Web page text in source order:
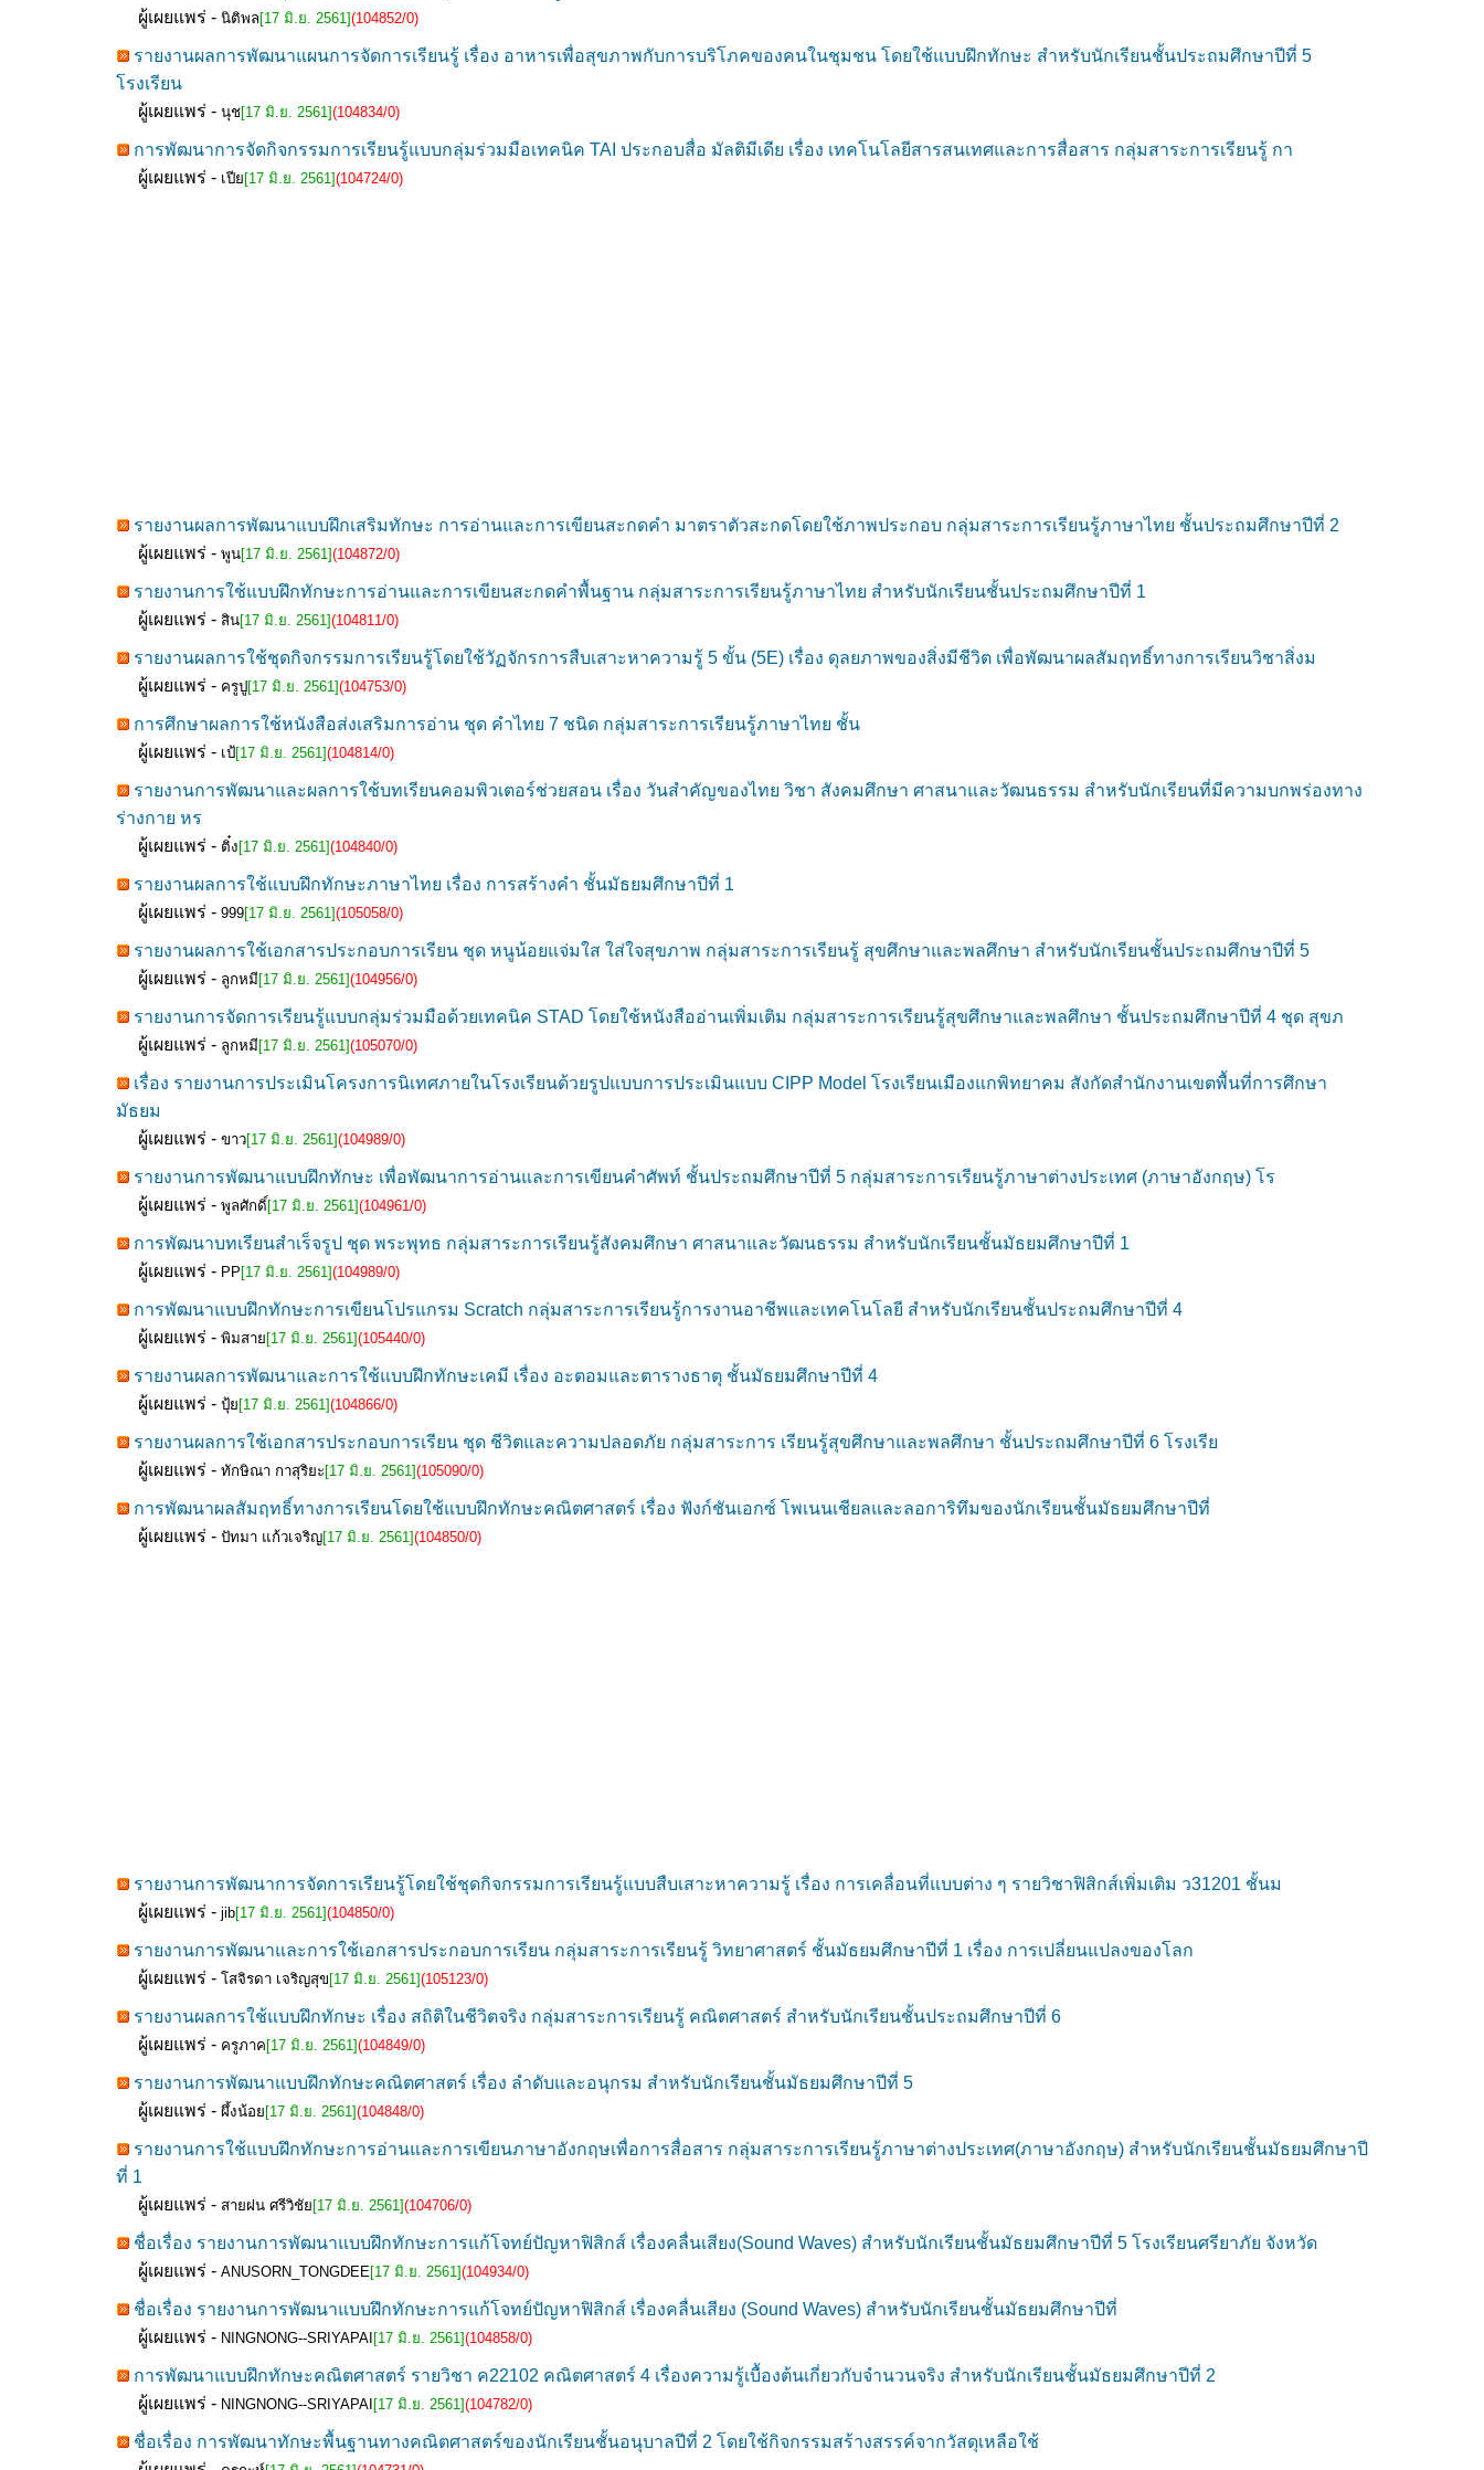
ผู้เผยแพร่ - นิติพล [17 มิ.ย. 2561](104852/0)
รายงานผลการพัฒนาแผนการจัดการเรียนรู้ เรื่อง อาหารเพื่อสุขภาพกับการบริโภคของคนในชุมชน โดยใช้แบบฝึกทักษะ สำหรับนักเรียนชั้นประถมศึกษาปีที่ 5
โรงเรียน
ผู้เผยแพร่ - นุช[17 มิ.ย. 2561](104834/0)
การพัฒนาการจัดกิจกรรมการเรียนรู้แบบกลุ่มร่วมมือเทคนิค TAI ประกอบสื่อ มัลติมีเดีย เรื่อง เทคโนโลยีสารสนเทศและการสื่อสาร กลุ่มสาระการเรียนรู้ กา
ผู้เผยแพร่ - เปีย [17 มิ.ย. 2561](104724/0)
รายงานผลการพัฒนาแบบฝึกเสริมทักษะ การอ่านและการเขียนสะกดคำ มาตราตัวสะกดโดยใช้ภาพประกอบ กลุ่มสาระการเรียนรู้ภาษาไทย ชั้นประถมศึกษาปีที่ 2
ผู้เผยแพร่ - พูน[17 มิ.ย. 2561](104872/0)
รายงานการใช้แบบฝึกทักษะการอ่านและการเขียนสะกดคำพื้นฐาน กลุ่มสาระการเรียนรู้ภาษาไทย สำหรับนักเรียนชั้นประถมศึกษาปีที่ 1
ผู้เผยแพร่ - สิน[17 มิ.ย. 2561](104811/0)
รายงานผลการใช้ชุดกิจกรรมการเรียนรู้โดยใช้วัฏจักรการสืบเสาะหาความรู้ 5 ขั้น (5E) เรื่อง ดุลยภาพของสิ่งมีชีวิต เพื่อพัฒนาผลสัมฤทธิ์ทางการเรียนวิชาสิ่งม
ผู้เผยแพร่ - ครูปู [17 มิ.ย. 2561](104753/0)
การศึกษาผลการใช้หนังสือส่งเสริมการอ่าน ชุด คำไทย 7 ชนิด กลุ่มสาระการเรียนรู้ภาษาไทย ชั้น
ผู้เผยแพร่ - เป้ [17 มิ.ย. 2561](104814/0)
รายงานการพัฒนาและผลการใช้บทเรียนคอมพิวเตอร์ช่วยสอน เรื่อง วันสำคัญของไทย วิชา สังคมศึกษา ศาสนาและวัฒนธรรม สำหรับนักเรียนที่มีความบกพร่องทาง
ร่างกาย หร
ผู้เผยแพร่ - ติ๋ง [17 มิ.ย. 2561](104840/0)
รายงานผลการใช้แบบฝึกทักษะภาษาไทย เรื่อง การสร้างคำ ชั้นมัธยมศึกษาปีที่ 1
ผู้เผยแพร่ - 999[17 มิ.ย. 2561](105058/0)
รายงานผลการใช้เอกสารประกอบการเรียน ชุด หนูน้อยแจ่มใส ใส่ใจสุขภาพ กลุ่มสาระการเรียนรู้ สุขศึกษาและพลศึกษา สำหรับนักเรียนชั้นประถมศึกษาปีที่ 5
ผู้เผยแพร่ - ลูกหมี [17 มิ.ย. 2561](104956/0)
รายงานการจัดการเรียนรู้แบบกลุ่มร่วมมือด้วยเทคนิค STAD โดยใช้หนังสืออ่านเพิ่มเติม กลุ่มสาระการเรียนรู้สุขศึกษาและพลศึกษา ชั้นประถมศึกษาปีที่ 4 ชุด สุขภ
ผู้เผยแพร่ - ลูกหมี [17 มิ.ย. 2561](105070/0)
เรื่อง รายงานการประเมินโครงการนิเทศภายในโรงเรียนด้วยรูปแบบการประเมินแบบ CIPP Model โรงเรียนเมืองแกพิทยาคม สังกัดสำนักงานเขตพื้นที่การศึกษา
มัธยม
ผู้เผยแพร่ - ขาว[17 มิ.ย. 2561](104989/0)
รายงานการพัฒนาแบบฝึกทักษะ เพื่อพัฒนาการอ่านและการเขียนคำศัพท์ ชั้นประถมศึกษาปีที่ 5 กลุ่มสาระการเรียนรู้ภาษาต่างประเทศ (ภาษาอังกฤษ) โร
ผู้เผยแพร่ - พูลศักดิ์ [17 มิ.ย. 2561](104961/0)
การพัฒนาบทเรียนสำเร็จรูป ชุด พระพุทธ กลุ่มสาระการเรียนรู้สังคมศึกษา ศาสนาและวัฒนธรรม สำหรับนักเรียนชั้นมัธยมศึกษาปีที่ 1
ผู้เผยแพร่ - PP [17 มิ.ย. 2561](104989/0)
การพัฒนาแบบฝึกทักษะการเขียนโปรแกรม Scratch กลุ่มสาระการเรียนรู้การงานอาชีพและเทคโนโลยี สำหรับนักเรียนชั้นประถมศึกษาปีที่ 4
ผู้เผยแพร่ - พิมสาย [17 มิ.ย. 2561](105440/0)
รายงานผลการพัฒนาและการใช้แบบฝึกทักษะเคมี เรื่อง อะตอมและตารางธาตุ ชั้นมัธยมศึกษาปีที่ 4
ผู้เผยแพร่ - ปุ้ย [17 มิ.ย. 2561](104866/0)
รายงานผลการใช้เอกสารประกอบการเรียน ชุด ชีวิตและความปลอดภัย กลุ่มสาระการ เรียนรู้สุขศึกษาและพลศึกษา ชั้นประถมศึกษาปีที่ 6 โรงเรีย
ผู้เผยแพร่ - ทักษิณา กาสุริยะ [17 มิ.ย. 2561](105090/0)
การพัฒนาผลสัมฤทธิ์ทางการเรียนโดยใช้แบบฝึกทักษะคณิตศาสตร์ เรื่อง ฟังก์ชันเอกซ์ โพเนนเชียลและลอการิทึมของนักเรียนชั้นมัธยมศึกษาปีที่
ผู้เผยแพร่ - ปัทมา แก้วเจริญ[17 มิ.ย. 2561](104850/0)
รายงานการพัฒนาการจัดการเรียนรู้โดยใช้ชุดกิจกรรมการเรียนรู้แบบสืบเสาะหาความรู้ เรื่อง การเคลื่อนที่แบบต่าง ๆ รายวิชาฟิสิกส์เพิ่มเติม ว31201 ชั้นม
ผู้เผยแพร่ - jib[17 มิ.ย. 2561](104850/0)
รายงานการพัฒนาและการใช้เอกสารประกอบการเรียน กลุ่มสาระการเรียนรู้ วิทยาศาสตร์ ชั้นมัธยมศึกษาปีที่ 1 เรื่อง การเปลี่ยนแปลงของโลก
ผู้เผยแพร่ - โสจิรดา เจริญสุข [17 มิ.ย. 2561](105123/0)
รายงานผลการใช้แบบฝึกทักษะ เรื่อง สถิติในชีวิตจริง กลุ่มสาระการเรียนรู้ คณิตศาสตร์ สำหรับนักเรียนชั้นประถมศึกษาปีที่ 6
ผู้เผยแพร่ - ครูภาค [17 มิ.ย. 2561](104849/0)
รายงานการพัฒนาแบบฝึกทักษะคณิตศาสตร์ เรื่อง ลำดับและอนุกรม สำหรับนักเรียนชั้นมัธยมศึกษาปีที่ 5
ผู้เผยแพร่ - ผึ้งน้อย [17 มิ.ย. 2561](104848/0)
รายงานการใช้แบบฝึกทักษะการอ่านและการเขียนภาษาอังกฤษเพื่อการสื่อสาร กลุ่มสาระการเรียนรู้ภาษาต่างประเทศ(ภาษาอังกฤษ) สำหรับนักเรียนชั้นมัธยมศึกษาปี
ที่ 1
ผู้เผยแพร่ - สายฝน ศรีวิชัย [17 มิ.ย. 2561](104706/0)
ชื่อเรื่อง รายงานการพัฒนาแบบฝึกทักษะการแก้โจทย์ปัญหาฟิสิกส์ เรื่องคลื่นเสียง(Sound Waves) สำหรับนักเรียนชั้นมัธยมศึกษาปีที่ 5 โรงเรียนศรียาภัย จังหวัด
ผู้เผยแพร่ - ANUSORN_TONGDEE[17 มิ.ย. 2561](104934/0)
ชื่อเรื่อง รายงานการพัฒนาแบบฝึกทักษะการแก้โจทย์ปัญหาฟิสิกส์ เรื่องคลื่นเสียง (Sound Waves) สำหรับนักเรียนชั้นมัธยมศึกษาปีที่
ผู้เผยแพร่ - NINGNONG--SRIYAPAI [17 มิ.ย. 2561](104858/0)
การพัฒนาแบบฝึกทักษะคณิตศาสตร์ รายวิชา ค22102 คณิตศาสตร์ 4 เรื่องความรู้เบื้องต้นเกี่ยวกับจำนวนจริง สำหรับนักเรียนชั้นมัธยมศึกษาปีที่ 2
ผู้เผยแพร่ - NINGNONG--SRIYAPAI [17 มิ.ย. 2561](104782/0)
ชื่อเรื่อง การพัฒนาทักษะพื้นฐานทางคณิตศาสตร์ของนักเรียนชั้นอนุบาลปีที่ 2 โดยใช้กิจกรรมสร้างสรรค์จากวัสดุเหลือใช้